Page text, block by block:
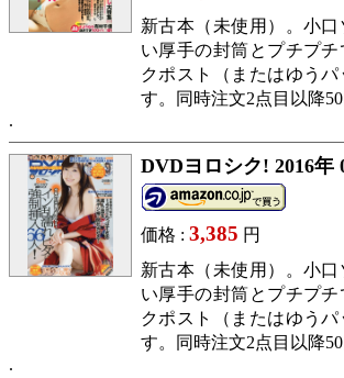
新古本（未使用）。小
い厚手の封筒とプチプ
クポスト（またはゆうパ
す。同時注文2点目以降50
DVDヨロシク! 2016年
価格 : 3,385 円
新古本（未使用）。小
い厚手の封筒とプチプ
クポスト（またはゆうパ
す。同時注文2点目以降50